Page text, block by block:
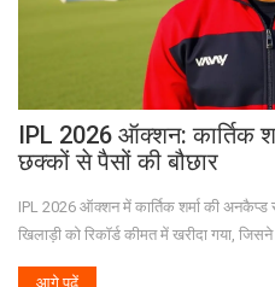
IPL 2026 ऑक्शन: कार्तिक
छक्कों से पैसों की बौछार
IPL 2026 ऑक्शन में कार्तिक शर्मा की
खिलाड़ी को रिकॉर्ड कीमत में खरीदा गया,
आगे पढ़ें